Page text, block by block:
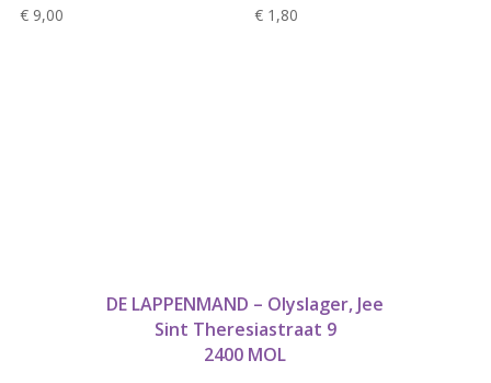
€9,00 € 1,80
DE LAPPENMAND – Olyslager, Jee
Sint Theresiastraat 9
2400 MOL